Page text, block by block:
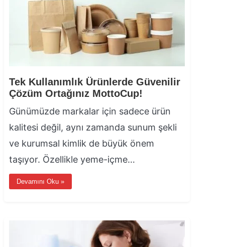
Tek Kullanımlık Ürünlerde Güvenilir
Çözüm Ortağınız MottoCup!
Günümüzde markalar için sadece ürün
kalitesi değil, aynı zamanda sunum şekli
ve kurumsal kimlik de büyük önem
taşıyor. Özellikle yeme-içme…
Devamını Oku »